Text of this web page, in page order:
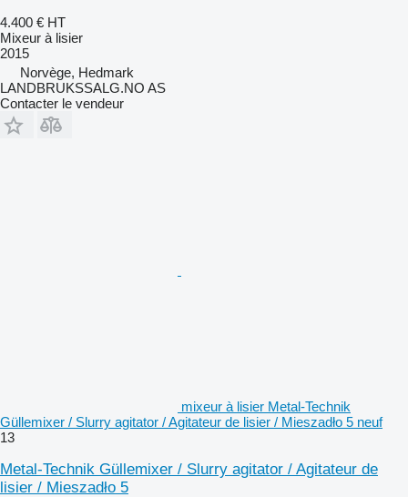
4.400 € HT
Mixeur à lisier
2015
Norvège, Hedmark
LANDBRUKSSALG.NO AS
Contacter le vendeur
mixeur à lisier Metal-Technik
Güllemixer / Slurry agitator / Agitateur de lisier / Mieszadło 5 neuf
13
Metal-Technik Güllemixer / Slurry agitator / Agitateur de
lisier / Mieszadło 5